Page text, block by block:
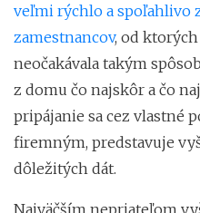
veľmi rýchlo a spoľahlivo
zamestnancov, od ktorých
neočakávala takým
z domu čo najskôr a čo
pripájanie sa cez vlastné
firemným, predstavuje
dôležitých dát.
Najväčším nepriateľom